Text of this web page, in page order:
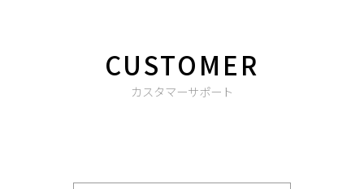
CUSTOMER
カスタマーサポート